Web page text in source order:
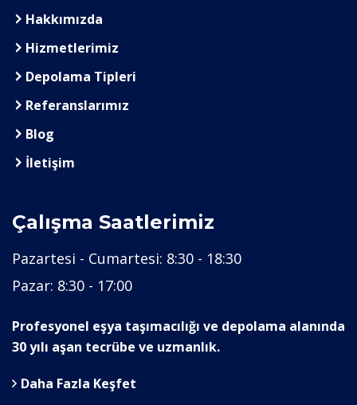
Hakkımızda
Hizmetlerimiz
Depolama Tipleri
Referanslarımız
Blog
İletişim
Çalışma Saatlerimiz
Pazartesi - Cumartesi: 8:30 - 18:30
Pazar: 8:30 - 17:00
Profesyonel eşya taşımacılığı ve depolama alanında
30 yılı aşan tecrübe ve uzmanlık.
Daha Fazla Keşfet